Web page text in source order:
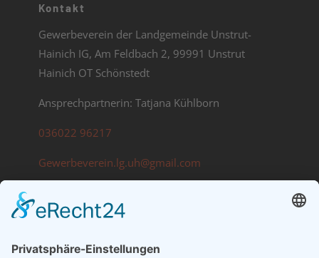
Kontakt
Gewerbeverein der Landgemeinde Unstrut-
Hainich IG, Am Feldbach 2, 99991 Unstrut
Hainich OT Schönstedt
Ansprechpartnerin: Tatjana Kühlborn
036022 96217
Gewerbeverein.lg.uh@gmail.com
Information